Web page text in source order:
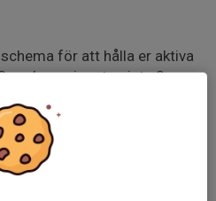
för att hålla er aktiva
veckorna inget - sista 2